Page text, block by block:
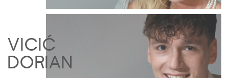
VICIĆ
DORIAN